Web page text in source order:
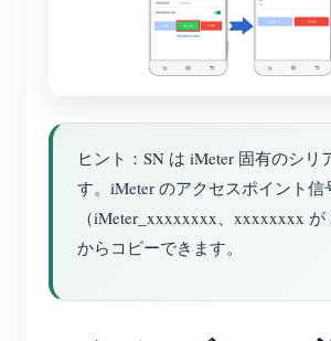
ヒント：SN は iMeter 固有のシリ
す。iMeter のアクセスポイント信
（iMeter_xxxxxxxx、xxxxxxxx が
からコピーできます。